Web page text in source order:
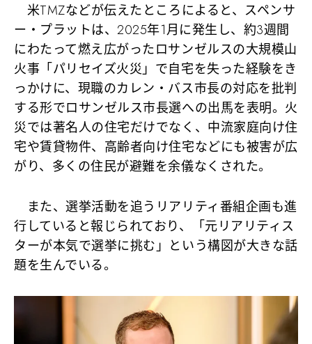
米TMZなどが伝えたところによると、スペンサ
ー・プラットは、2025年1月に発生し、約3週間
にわたって燃え広がったロサンゼルスの大規模山
火事「パリセイズ火災」で自宅を失った経験をき
っかけに、現職のカレン・バス市長の対応を批判
する形でロサンゼルス市長選への出馬を表明。火
災では著名人の住宅だけでなく、中流家庭向け住
宅や賃貸物件、高齢者向け住宅などにも被害が広
がり、多くの住民が避難を余儀なくされた。
また、選挙活動を追うリアリティ番組企画も進
行していると報じられており、「元リアリティス
ターが本気で選挙に挑む」という構図が大きな話
題を生んでいる。